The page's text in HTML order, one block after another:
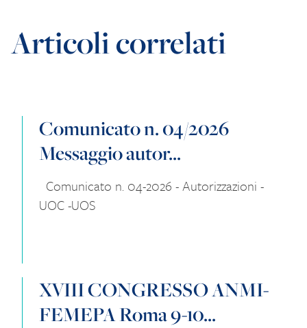
Articoli correlati
Comunicato n. 04/2026
Messaggio autor...
Comunicato n. 04-2026 - Autorizzazioni -
UOC -UOS
XVIII CONGRESSO ANMI-
FEMEPA Roma 9-10...